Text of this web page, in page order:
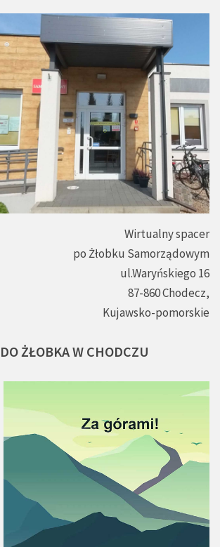
Wirtualny spacer
po Żłobku Samorządowym
ul.Waryńskiego 16
87-860 Chodecz,
Kujawsko-pomorskie
DO ŻŁOBKAW CHODCZU